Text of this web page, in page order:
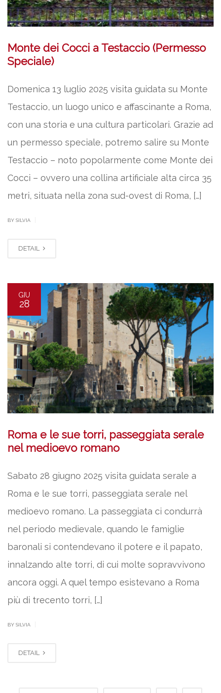
Monte dei Cocci a Testaccio (Permesso
Speciale)
Domenica 13 luglio 2025 visita guidata su Monte
Testaccio, un luogo unico e affascinante a Roma,
con una storia e una cultura particolari. Grazie ad
un permesso speciale, potremo salire su Monte
Testaccio – noto popolarmente come Monte dei
Cocci – ovvero una collina artificiale alta circa 35
metri, situata nella zona sud-ovest di Roma, […]
BY SILVIA
DETAIL
GIU
28
Roma e le sue torri, passeggiata serale
nel medioevo romano
Sabato 28 giugno 2025 visita guidata serale a
Roma e le sue torri, passeggiata serale nel
medioevo romano. La passeggiata ci condurrà
nel periodo medievale, quando le famiglie
baronali si contendevano il potere e il papato,
innalzando alte torri, di cui molte sopravvivono
ancora oggi. A quel tempo esistevano a Roma
più di trecento torri, […]
BY SILVIA
DETAIL